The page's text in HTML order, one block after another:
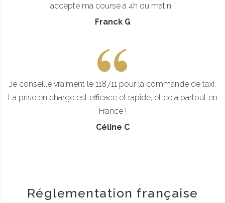
accepté ma course à 4h du matin !
Franck G
Je conseille vraiment le 118711 pour la commande de taxi.
La prise en charge est efficace et rapide, et cela partout en
France !
Céline C
Réglementation française